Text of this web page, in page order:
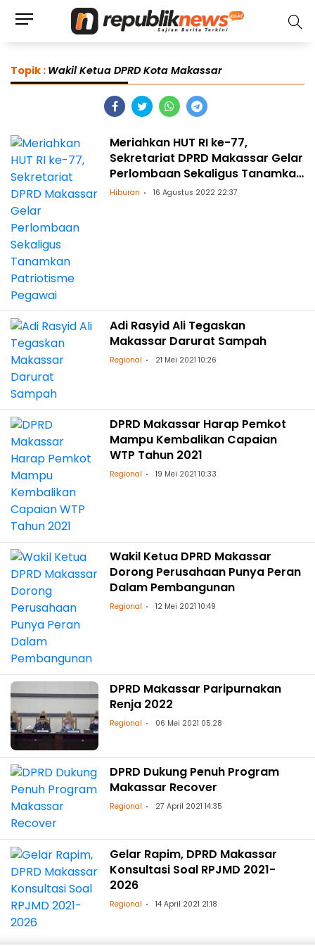
Topik : Wakil Ketua DPRD Kota Makassar
Meriahkan HUT RI ke-77,
Sekretariat DPRD Makassar Gelar
Perlombaan Sekaligus Tanamkan
Patriotisme Pegawai
Hiburan 16 Agustus 2022 22:37
Adi Rasyid Ali Tegaskan
Makassar Darurat Sampah
Regional 21 Mei 2021 10:26
DPRD Makassar Harap Pemkot
Mampu Kembalikan Capaian
WTP Tahun 2021
Regional 19 Mei 2021 10:33
Wakil Ketua DPRD Makassar
Dorong Perusahaan Punya Peran
Dalam Pembangunan
Regional 12 Mei 2021 10:49
DPRD Makassar Paripurnakan
Renja 2022
Regional 06 Mei 2021 05:28
DPRD Dukung Penuh Program
Makassar Recover
Regional 27 April 2021 14:35
Gelar Rapim, DPRD Makassar
Konsultasi Soal RPJMD 2021-
2026
Regional 14 April 2021 21:18